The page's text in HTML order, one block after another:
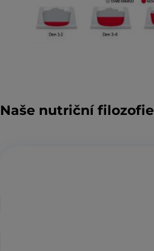
Naše nutriční filozofie